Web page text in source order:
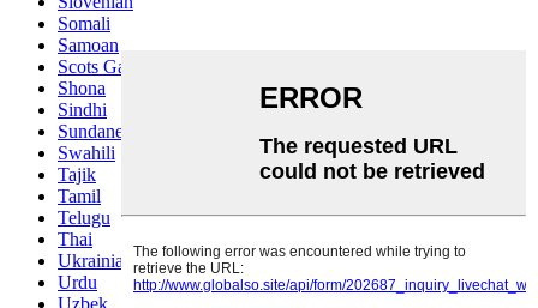
Somali
Samoan
Scots Gaelic
Shona
Sindhi
Sundanese
Swahili
Tajik
Tamil
Telugu
Thai
Ukrainian
Urdu